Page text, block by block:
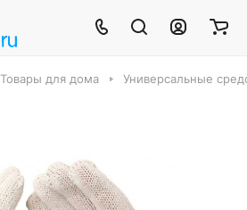
Товары для дома Универсальные